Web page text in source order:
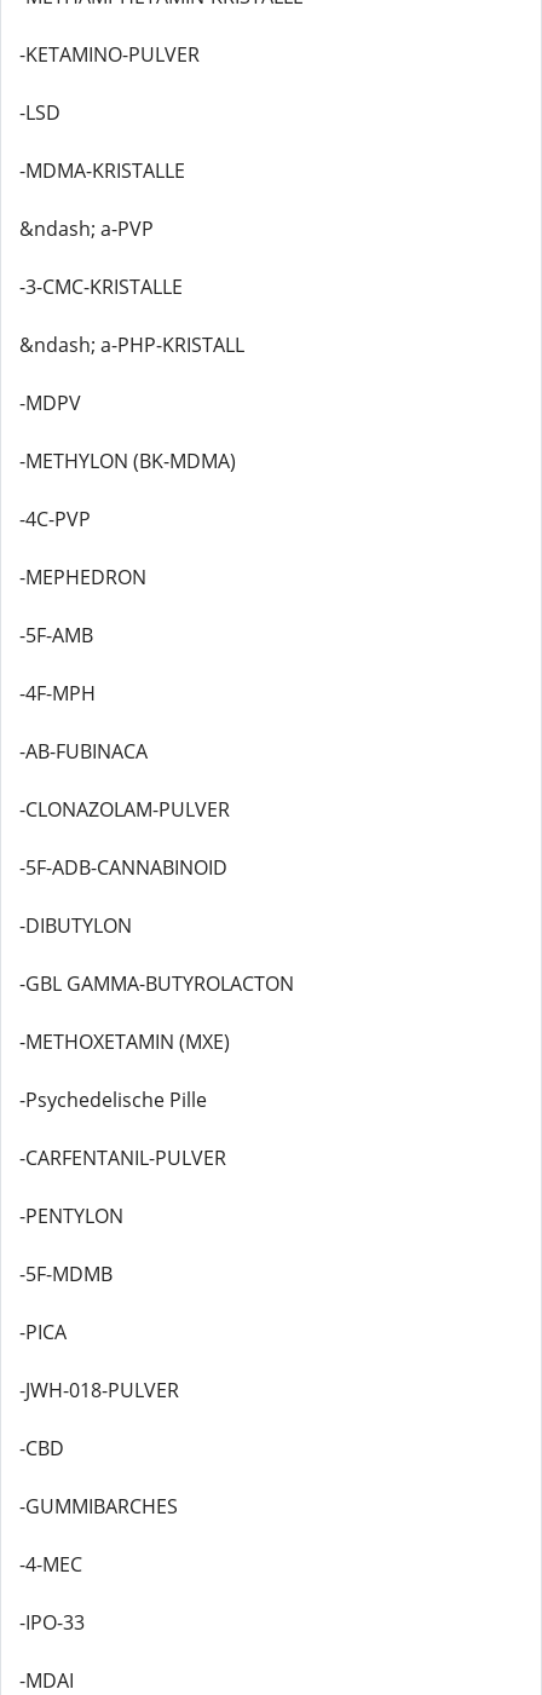
-KETAMINO-PULVER
-LSD
-MDMA-KRISTALLE
&ndash; a-PVP
-3-CMC-KRISTALLE
&ndash; a-PHP-KRISTALL
-MDPV
-METHYLON (BK-MDMA)
-4C-PVP
-MEPHEDRON
-5F-AMB
-4F-MPH
-AB-FUBINACA
-CLONAZOLAM-PULVER
-5F-ADB-CANNABINOID
-DIBUTYLON
-GBL GAMMA-BUTYROLACTON
-METHOXETAMIN (MXE)
-Psychedelische Pille
-CARFENTANIL-PULVER
-PENTYLON
-5F-MDMB
-PICA
-JWH-018-PULVER
-CBD
-GUMMIBARCHES
-4-MEC
-IPO-33
-MDAI